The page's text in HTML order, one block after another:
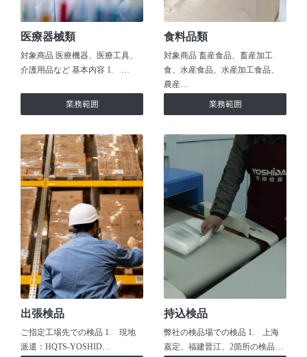
医療器械類
対象商品 医療機器、医療工具、
介護用品など 基本内容 1. …
業務範囲
食料品類
対象商品 畜産食品、畜産加工
食、水産食品、水産加工食品、
農産…
業務範囲
出張検品
ご指定工場先での検品 1. 現地
派遣：HQTS-YOSHID…
持込検品
弊社の検品場での検品 1. 上海
嘉定、福建晋江、2箇所の検品…